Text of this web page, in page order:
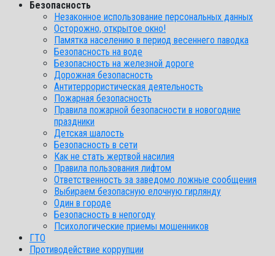
Безопасность
Незаконное использование персональных данных
Осторожно, открытое окно!
Памятка населению в период весеннего паводка
Безопасность на воде
Безопасность на железной дороге
Дорожная безопасность
Антитеррористическая деятельность
Пожарная безопасность
Правила пожарной безопасности в новогодние
праздники
Детская шалость
Безопасность в сети
Как не стать жертвой насилия
Правила пользования лифтом
Ответственность за заведомо ложные сообщения
Выбираем безопасную елочную гирлянду
Один в городе
Безопасность в непогоду
Психологические приемы мошенников
ГТО
Противодействие коррупции